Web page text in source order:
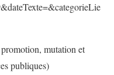
mutation et
publiques)